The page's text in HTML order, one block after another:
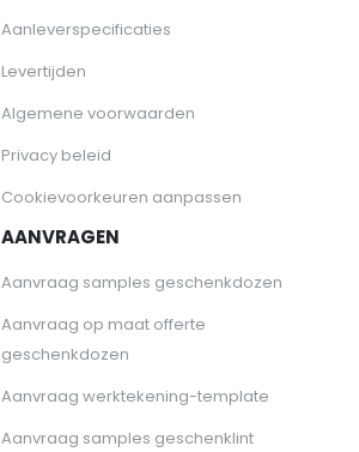
Aanleverspecificaties
Levertijden
Algemene voorwaarden
Privacy beleid
Cookievoorkeuren aanpassen
AANVRAGEN
Aanvraag samples geschenkdozen
Aanvraag op maat offerte
geschenkdozen
Aanvraag werktekening-template
Aanvraag samples geschenklint